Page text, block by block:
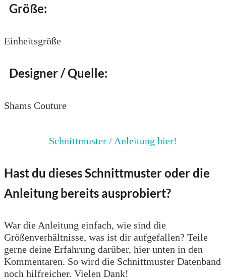
Größe:
Einheitsgröße
Designer / Quelle:
Shams Couture
Schnittmuster / Anleitung hier!
Hast du dieses Schnittmuster oder die
Anleitung bereits ausprobiert?
War die Anleitung einfach, wie sind die
Größenverhältnisse, was ist dir aufgefallen? Teile
gerne deine Erfahrung darüber, hier unten in den
Kommentaren. So wird die Schnittmuster Datenband
noch hilfreicher. Vielen Dank!